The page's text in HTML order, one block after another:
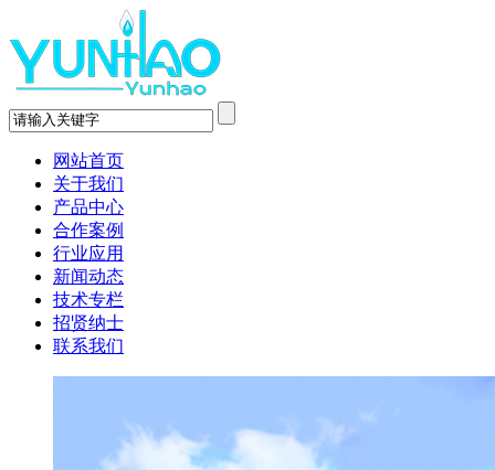
网站首页
关于我们
产品中心
合作案例
行业应用
新闻动态
技术专栏
招贤纳士
联系我们